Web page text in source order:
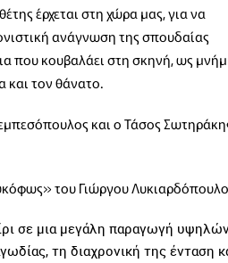
έρχεται στη χώρα μας, για να
ανάγνωση της σπουδαίας
που κουβαλάει στη σκηνή, ως
και τον θάνατο.
και ο Τάσος
του Γιώργου
σε μια μεγάλη παραγωγή
τη διαχρονική της ένταση